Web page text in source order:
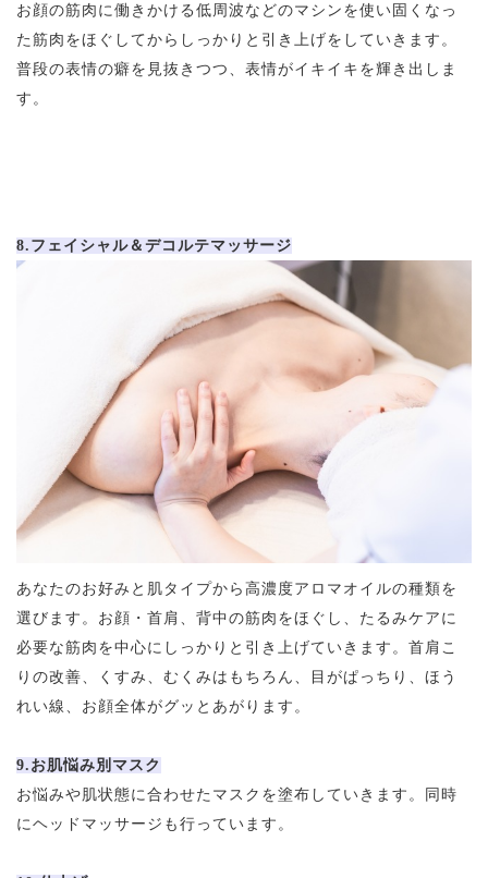
お顔の筋肉に働きかける低周波などのマシンを使い固くなっ
た筋肉をほぐしてからしっかりと引き上げをしていきます。
普段の表情の癖を見抜きつつ、表情がイキイキを輝き出しま
す。
8.フェイシャル＆デコルテマッサージ
あなたのお好みと肌タイプから高濃度アロマオイルの種類を
選びます。お顔・首肩、背中の筋肉をほぐし、たるみケアに
必要な筋肉を中心にしっかりと引き上げていきます。首肩こ
りの改善、くすみ、むくみはもちろん、目がぱっちり、ほう
れい線、お顔全体がグッとあがります。
9.お肌悩み別マスク
お悩みや肌状態に合わせたマスクを塗布していきます。同時
にヘッドマッサージも行っています。